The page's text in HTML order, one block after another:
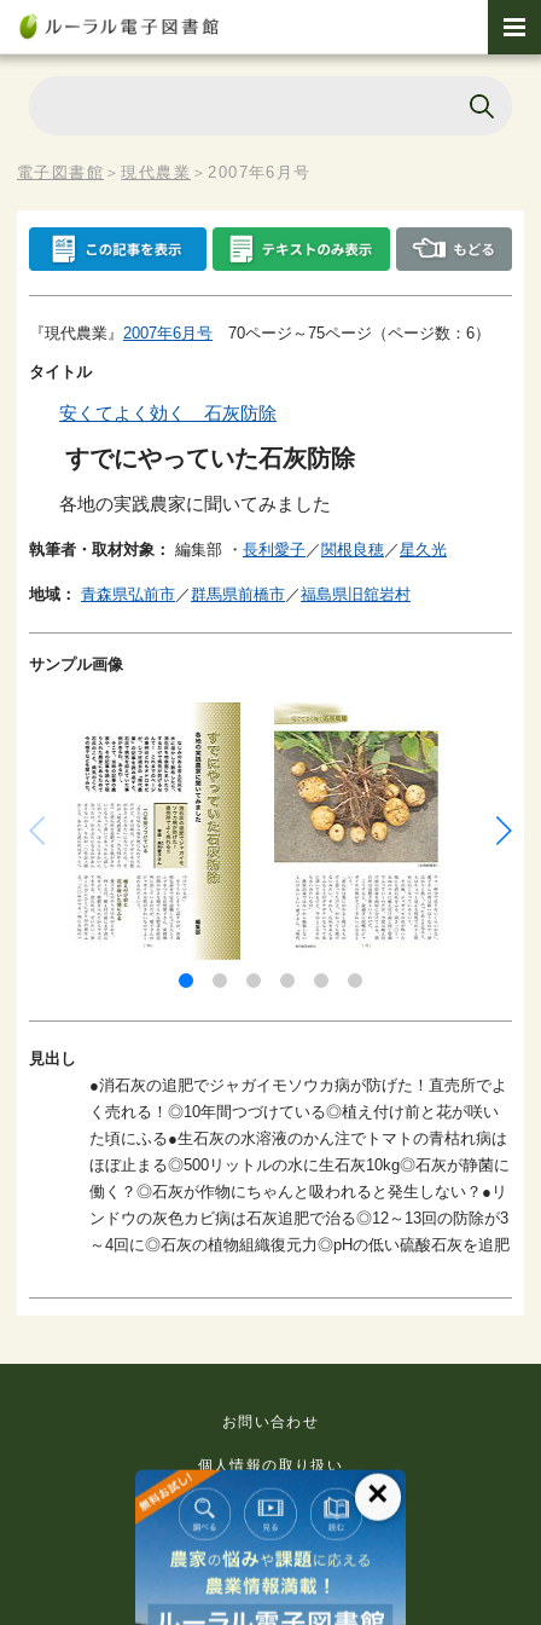
電子図書館 ＞現代農業 ＞2007年6月号
『現代農業』 2007年6月号 70ページ～75ページ（ページ数：6）
タイトル
安くてよく効く 石灰防除
すでにやっていた石灰防除
各地の実践農家に聞いてみました
執筆者・取材対象： 編集部 ・ 長利愛子 ／ 関根良穂 ／星久光
地域： 青森県弘前市 ／群馬県前橋市 ／福島県旧舘岩村
サンプル画像
見出し
●消石灰の追肥でジャガイモソウカ病が防げた！直売所でよ
く売れる！◎10年間つづけている◎植え付け前と花が咲い
た頃にふる●生石灰の水溶液のかん注でトマトの青枯れ病は
ほぼ止まる◎500リットルの水に生石灰10kg◎石灰が静菌に
働く？◎石灰が作物にちゃんと吸われると発生しない？●リ
ンドウの灰色カビ病は石灰追肥で治る◎12～13回の防除が3
～4回に◎石灰の植物組織復元力◎pHの低い硫酸石灰を追肥
お問い合わせ
個人情報の取り扱い
免責事項
利用規約
推奨環境
×